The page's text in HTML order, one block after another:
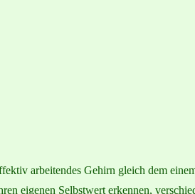
arbeitendes Gehirn gleich dem
eigenen Selbstwert erkennen,